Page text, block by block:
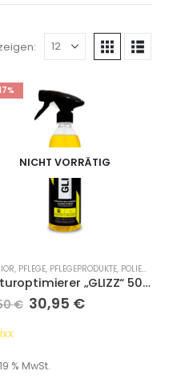
NICHT VORRÄTIG
, PFLEGE, PFLEGEPRODUKTE, POLIEREN
Polituroptimierer „GLIZZ“ 500 ml
€ 30,95 €
% MwSt.